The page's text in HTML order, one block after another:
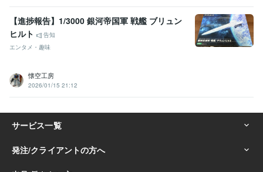
【進捗報告】1/3000 銀河帝国軍 戦艦 ブリュン
ヒルト
告知
エンタメ・趣味
懐空工房
2026/01/15 21:12